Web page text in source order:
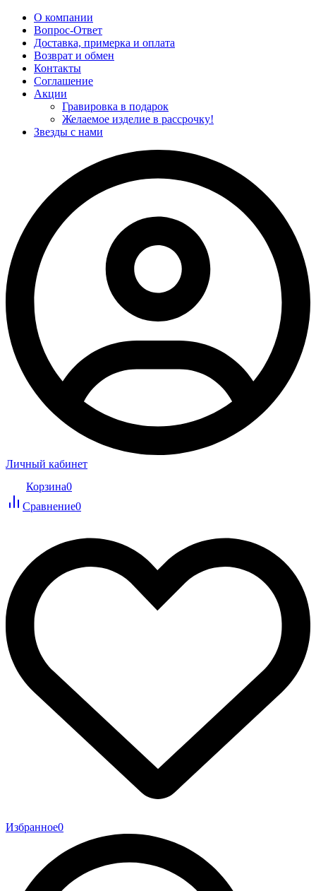
О компании
Вопрос-Ответ
Доставка, примерка и оплата
Возврат и обмен
Контакты
Соглашение
Акции
Гравировка в подарок
Желаемое изделие в рассрочку!
Звезды с нами
Личный кабинет
Корзина0
Сравнение0
Избранное0